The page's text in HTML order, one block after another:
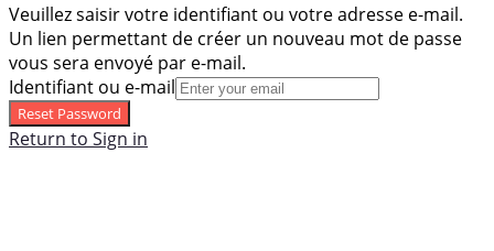
Veuillez saisir votre identifiant ou votre adresse e-mail.
Un lien permettant de créer un nouveau mot de passe
vous sera envoyé par e-mail.
Identifiant ou e-mail
Reset Password
Return to Sign in